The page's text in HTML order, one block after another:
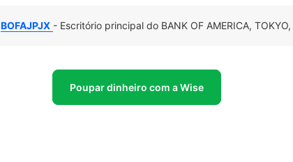
BOFAJPJX - Escritório principal do BANK OF AMERICA,
Poupar dinheiro com a Wise